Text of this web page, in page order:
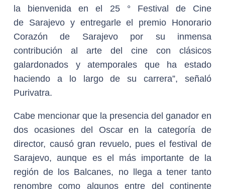
la bienvenida en el 25 ° Festival de Cine
de Sarajevo y entregarle el premio Honorario
Corazón de Sarajevo por su inmensa
contribución al arte del cine con clásicos
galardonados y atemporales que ha estado
haciendo a lo largo de su carrera”, señaló
Purivatra.
Cabe mencionar que la presencia del ganador en
dos ocasiones del Oscar en la categoría de
director, causó gran revuelo, pues el festival de
Sarajevo, aunque es el más importante de la
región de los Balcanes, no llega a tener tanto
renombre como algunos entre del continente